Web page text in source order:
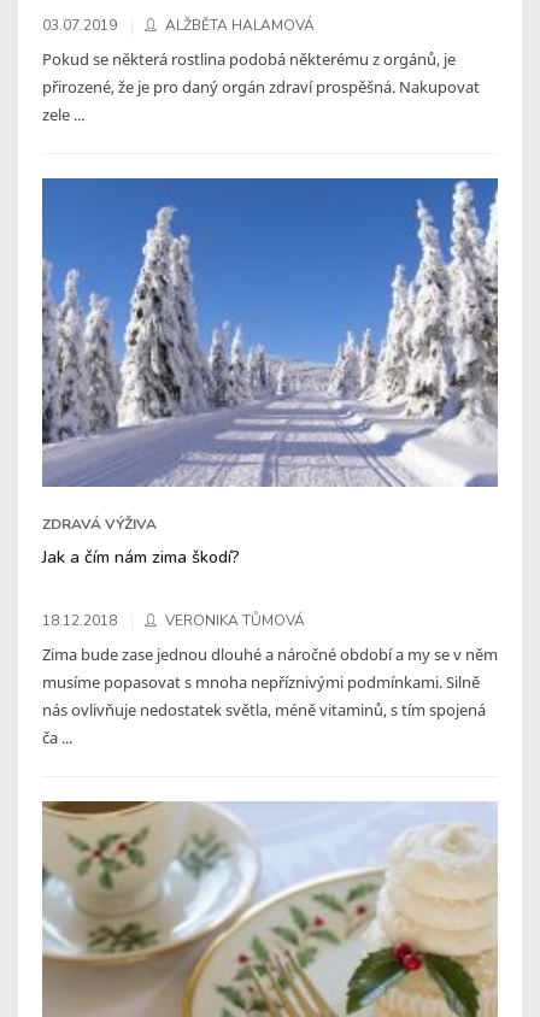
03.07.2019 ALŽBĚTA HALAMOVÁ
Pokud se některá rostlina podobá některému z orgánů, je
přirozené, že je pro daný orgán zdraví prospěšná. Nakupovat
zele ...
ZDRAVÁ VÝŽIVA
Jak a čím nám zima škodí?
18.12.2018 VERONIKA TŮMOVÁ
Zima bude zase jednou dlouhé a náročné období a my se v něm
musíme popasovat s mnoha nepříznivými podmínkami. Silně
nás ovlivňuje nedostatek světla, méně vitaminů, s tím spojená
ča ...